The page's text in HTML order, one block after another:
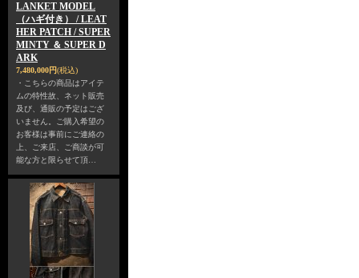
LANKET MODEL
（ハギ付き） / LEAT
HER PATCH / SUPER
MINTY ＆ SUPER D
ARK
7,480,000円(税込)
・こちらの商品はアイテ
ムの特性故、ネット販売
及び、通販の予定はござ
いません。ご購入希望の
お客様は事前にご連絡の
上、ご来店、ご商談が可
能な方と限らせて頂…